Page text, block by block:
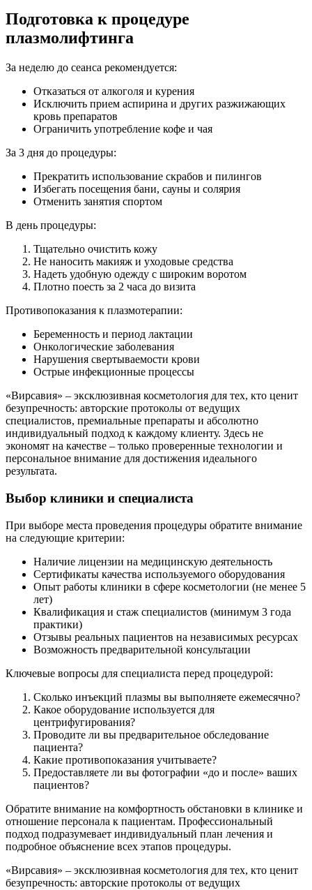
Подготовка к процедуре
плазмолифтинга
За неделю до сеанса рекомендуется:
Отказаться от алкоголя и курения
Исключить прием аспирина и других разжижающих
кровь препаратов
Ограничить употребление кофе и чая
За 3 дня до процедуры:
Прекратить использование скрабов и пилингов
Избегать посещения бани, сауны и солярия
Отменить занятия спортом
В день процедуры:
Тщательно очистить кожу
Не наносить макияж и уходовые средства
Надеть удобную одежду с широким воротом
Плотно поесть за 2 часа до визита
Противопоказания к плазмотерапии:
Беременность и период лактации
Онкологические заболевания
Нарушения свертываемости крови
Острые инфекционные процессы
«Вирсавия» – эксклюзивная косметология для тех, кто ценит
безупречность: авторские протоколы от ведущих
специалистов, премиальные препараты и абсолютно
индивидуальный подход к каждому клиенту. Здесь не
экономят на качестве – только проверенные технологии и
персональное внимание для достижения идеального
результата.
Выбор клиники и специалиста
При выборе места проведения процедуры обратите внимание
на следующие критерии:
Наличие лицензии на медицинскую деятельность
Сертификаты качества используемого оборудования
Опыт работы клиники в сфере косметологии (не менее 5
лет)
Квалификация и стаж специалистов (минимум 3 года
практики)
Отзывы реальных пациентов на независимых ресурсах
Возможность предварительной консультации
Ключевые вопросы для специалиста перед процедурой:
Сколько инъекций плазмы вы выполняете ежемесячно?
Какое оборудование используется для
центрифугирования?
Проводите ли вы предварительное обследование
пациента?
Какие противопоказания учитываете?
Предоставляете ли вы фотографии «до и после» ваших
пациентов?
Обратите внимание на комфортность обстановки в клинике и
отношение персонала к пациентам. Профессиональный
подход подразумевает индивидуальный план лечения и
подробное объяснение всех этапов процедуры.
«Вирсавия» – эксклюзивная косметология для тех, кто ценит
безупречность: авторские протоколы от ведущих